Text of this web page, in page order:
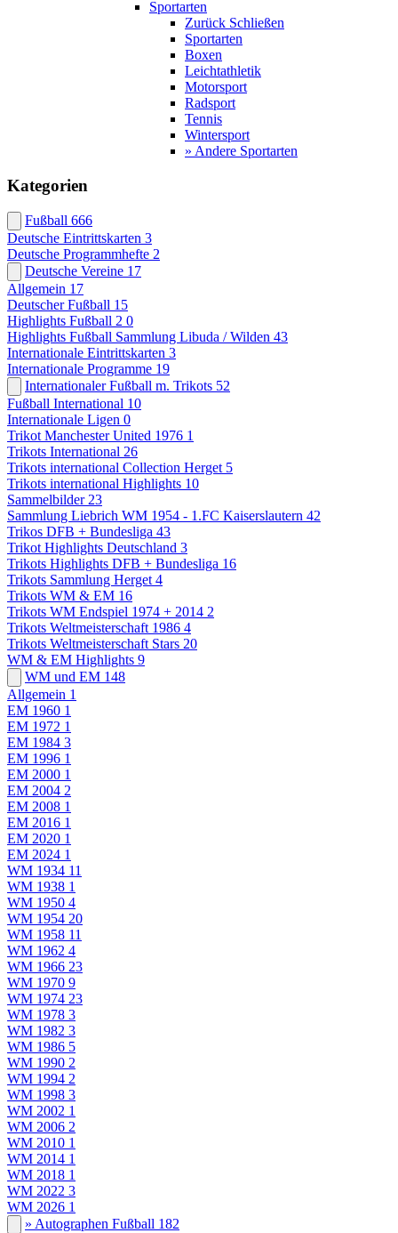
Sportarten
Zurück Schließen
Sportarten
Boxen
Leichtathletik
Motorsport
Radsport
Tennis
Wintersport
» Andere Sportarten
Kategorien
Fußball 666
Deutsche Eintrittskarten 3
Deutsche Programmhefte 2
Deutsche Vereine 17
Allgemein 17
Deutscher Fußball 15
Highlights Fußball 2 0
Highlights Fußball Sammlung Libuda / Wilden 43
Internationale Eintrittskarten 3
Internationale Programme 19
Internationaler Fußball m. Trikots 52
Fußball International 10
Internationale Ligen 0
Trikot Manchester United 1976 1
Trikots International 26
Trikots international Collection Herget 5
Trikots international Highlights 10
Sammelbilder 23
Sammlung Liebrich WM 1954 - 1.FC Kaiserslautern 42
Trikos DFB + Bundesliga 43
Trikot Highlights Deutschland 3
Trikots Highlights DFB + Bundesliga 16
Trikots Sammlung Herget 4
Trikots WM & EM 16
Trikots WM Endspiel 1974 + 2014 2
Trikots Weltmeisterschaft 1986 4
Trikots Weltmeisterschaft Stars 20
WM & EM Highlights 9
WM und EM 148
Allgemein 1
EM 1960 1
EM 1972 1
EM 1984 3
EM 1996 1
EM 2000 1
EM 2004 2
EM 2008 1
EM 2016 1
EM 2020 1
EM 2024 1
WM 1934 11
WM 1938 1
WM 1950 4
WM 1954 20
WM 1958 11
WM 1962 4
WM 1966 23
WM 1970 9
WM 1974 23
WM 1978 3
WM 1982 3
WM 1986 5
WM 1990 2
WM 1994 2
WM 1998 3
WM 2002 1
WM 2006 2
WM 2010 1
WM 2014 1
WM 2018 1
WM 2022 3
WM 2026 1
» Autographen Fußball 182